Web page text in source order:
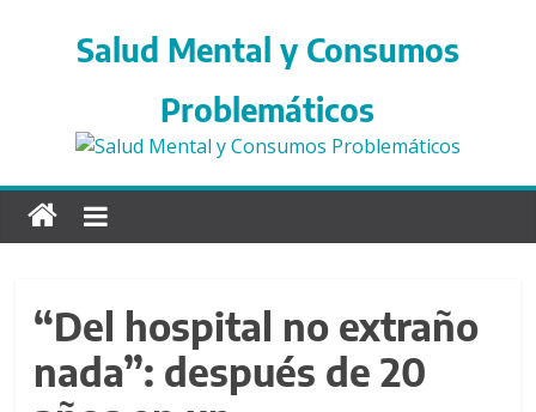
d
r
Salud Mental y Consumos
Problemáticos
“Del hospital no extraño
nada”: después de 20